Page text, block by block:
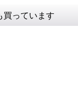
買っています